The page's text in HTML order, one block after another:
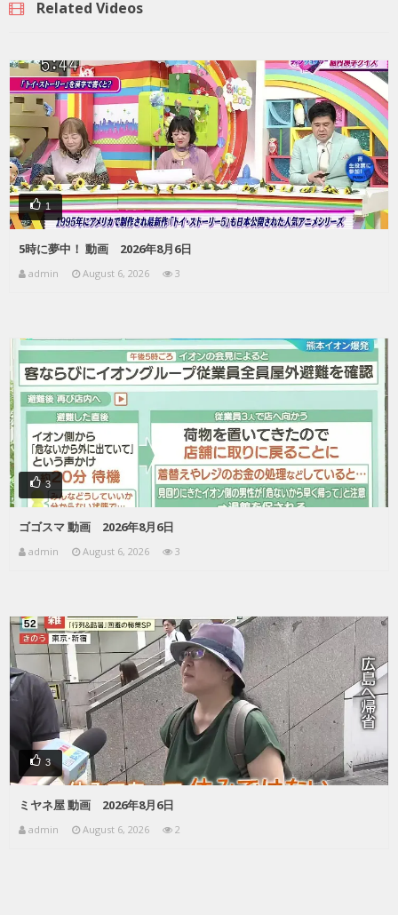
Related Videos
1
5時に夢中！ 動画 2026年8月6日
admin August 6, 2026 3
3
ゴゴスマ 動画 2026年8月6日
admin August 6, 2026 3
3
ミヤネ屋 動画 2026年8月6日
admin August 6, 2026 2